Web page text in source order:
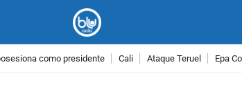
como presidente Cali Ataque Teruel Epa